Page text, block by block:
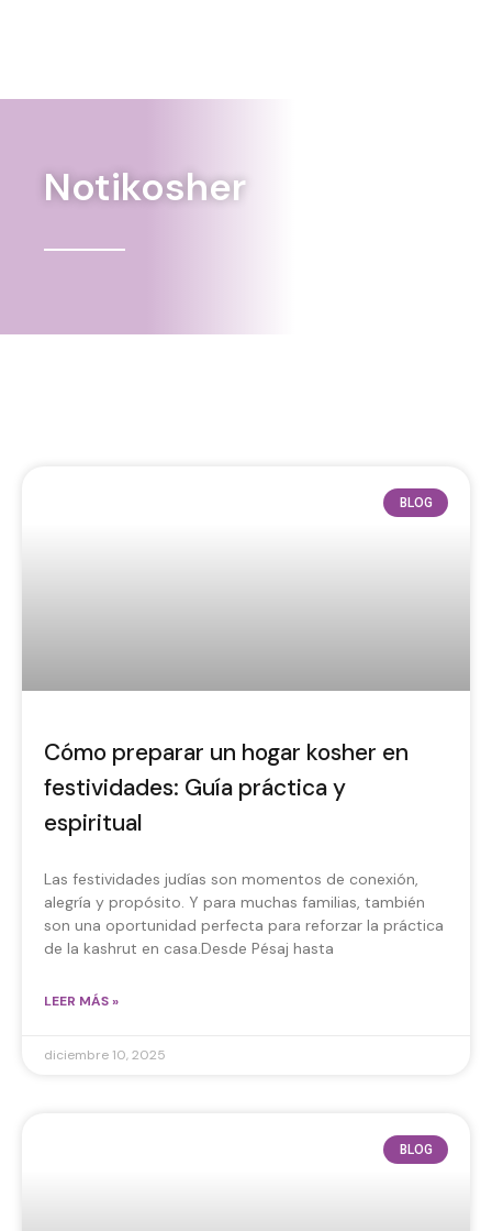
Notikosher
BLOG
Cómo preparar un hogar kosher en
festividades: Guía práctica y
espiritual
Las festividades judías son momentos de conexión,
alegría y propósito. Y para muchas familias, también
son una oportunidad perfecta para reforzar la práctica
de la kashrut en casa.Desde Pésaj hasta
LEER MÁS »
diciembre 10, 2025
BLOG